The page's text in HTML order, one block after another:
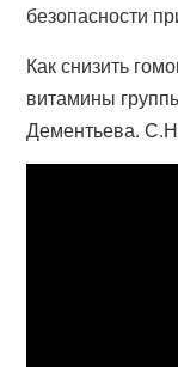
безопасности
Как снизить
витамины
Дементьева.